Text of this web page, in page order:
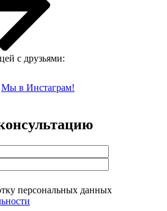
с друзьями:
Мы в Инстаграм!
персональных данных